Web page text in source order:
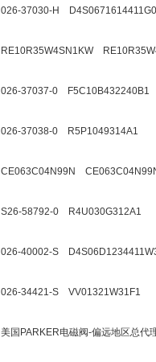
026-37030-H
RE10R35W4SN1KW
026-37037-0 F5C10B432240B1
026-37038-0 R5P1049314A1
CE063C04N99N
S26-58792-0 R4U030G312A1
026-40002-S
026-34421-S VV01321W31F1
美国PARKER电磁阀-偏远地区总代